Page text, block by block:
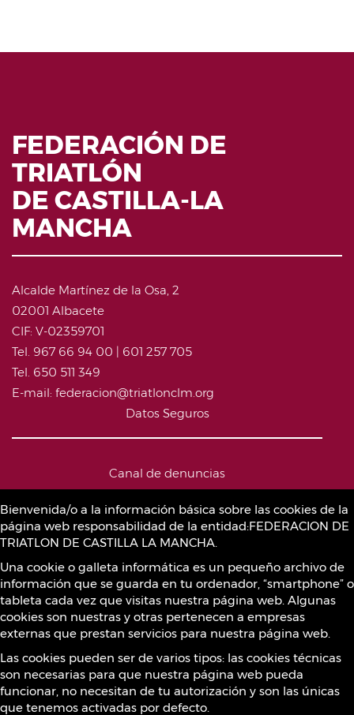
Bienvenida/o a la información básica sobre las cookies de la
página web responsabilidad de la entidad:FEDERACION DE
TRIATLON DE CASTILLA LA MANCHA.
Una cookie o galleta informática es un pequeño archivo de
información que se guarda en tu ordenador, “smartphone” o
tableta cada vez que visitas nuestra página web. Algunas
cookies son nuestras y otras pertenecen a empresas
externas que prestan servicios para nuestra página web.
Las cookies pueden ser de varios tipos: las cookies técnicas
son necesarias para que nuestra página web pueda
funcionar, no necesitan de tu autorización y son las únicas
que tenemos activadas por defecto.
FEDERACIÓN DE
TRIATLÓN
DE CASTILLA-LA
MANCHA
Alcalde Martínez de la Osa, 2
02001 Albacete
CIF: V-02359701
Tel. 967 66 94 00 | 601 257 705
Tel. 650 511 349
E-mail: federacion@triatlonclm.org
Datos Seguros
Canal de denuncias
Política de Cookies
Sustancias prohibidas
Contacto